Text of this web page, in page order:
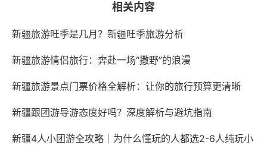
相关内容
新疆旅游旺季是几月？新疆旺季旅游分析
新疆旅游情侣旅行：奔赴一场“撒野”的浪漫
新疆旅游景点门票价格全解析：让你的旅行预算更清晰
新疆跟团游导游态度好吗？深度解析与避坑指南
新疆4人小团游全攻略｜为什么懂玩的人都选2-6人纯玩小